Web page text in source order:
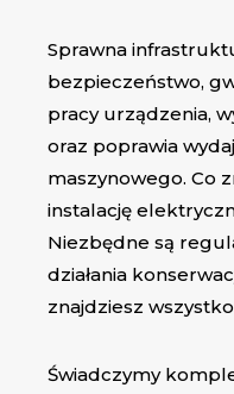
Sprawna
bezpieczeństwo,
pracy urządzenia,
oraz poprawia
maszynowego. Co
instalację
Niezbędne są
działania
znajdziesz
Świadczymy